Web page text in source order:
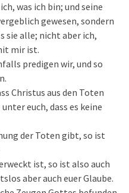
was ich bin; und seine
gewesen, sondern
sie alle; nicht aber ich,
mir ist.
predigen wir, und so
Christus aus den Toten
euch, dass es keine
der Toten gibt, so ist
ist, so ist also auch
aber auch euer Glaube.